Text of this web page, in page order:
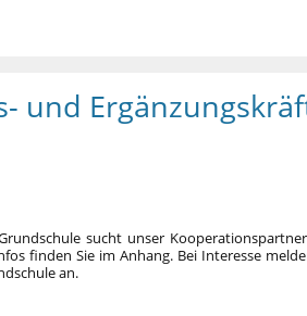
und
sucht unser Kooperationspartner
finden Sie im Anhang. Bei Interesse
an.